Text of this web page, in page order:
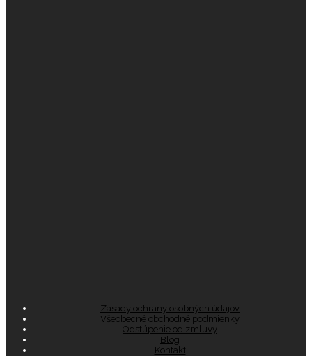
Zásady ochrany osobných údajov
Všeobecné obchodné podmienky
Odstúpenie od zmluvy
Blog
Kontakt